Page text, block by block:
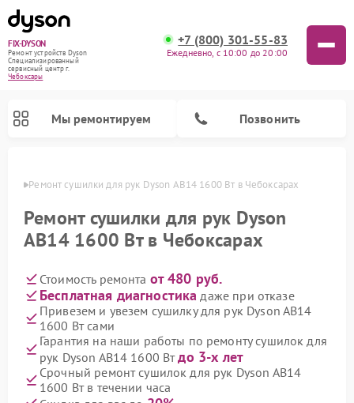
FIX-DYSON
Ремонт устройств Dyson
Специализированный
cервисный центр г.
Чебоксары
+7 (800) 301-55-83
Ежедневно, с 10:00 до 20:00
Мы ремонтируем Позвонить
Ремонт сушилки для рук Dyson AB14 1600 Вт в Чебоксарах
Ремонт сушилки для рук Dyson
AB14 1600 Вт в Чебоксарах
Стоимость ремонта от 480 руб.
Бесплатная диагностика даже при отказе
Привезем и увезем сушилку для рук Dyson AB14
1600 Вт сами
Гарантия на наши работы по ремонту сушилок для
рук Dyson AB14 1600 Втдо 3-х лет
Срочный ремонт сушилок для рук Dyson AB14
1600 Вт в течении часа